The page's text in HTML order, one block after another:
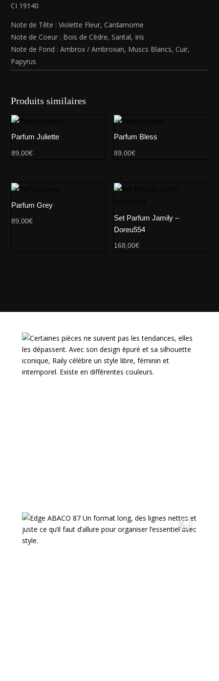
CI 19140
Note de Tête : Violette Fleur, Cardamome
Note de Coeur : Bois de Cèdre, Santal, Iris
Note de Fond : Ambrox / Ambroxan, Muscs Blancs, Cuir,
Papyrus
Produits similaires
Parfum Juliette
89,00€
Parfum Bless
89,00€
Parfum Grey
89,00€
Set Parfum Jamily –
Doreu554
168,00€